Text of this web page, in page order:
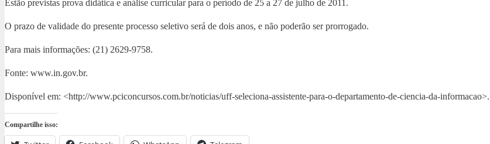
Estão previstas prova didática e análise curricular para o período de 25 a 27 de julho de 2011.
O prazo de validade do presente processo seletivo será de dois anos, e não poderão ser prorrogado.
Para mais informações: (21) 2629-9758.
Fonte: www.in.gov.br.
Disponível em: <http://www.pciconcursos.com.br/noticias/uff-seleciona-assistente-para-o-departamento-de-ciencia-da-
Compartilhe isso: